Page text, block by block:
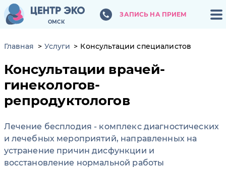
ОМСК
ЗАПИСЬ НА ПРИЕМ
ОМСК
ЗАПИСЬ НА ПРИЕМ
Главная Услуги Консультации специалистов
Консультации врачей-
гинекологов-
репродуктологов
Лечение бесплодия - комплекс диагностических
и лечебных мероприятий, направленных на
устранение причин дисфункции и
восстановление нормальной работы